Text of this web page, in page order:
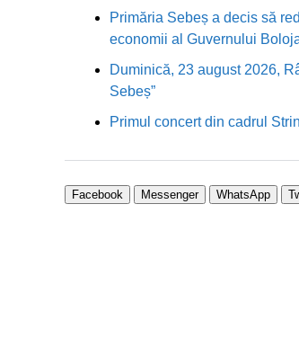
Primăria Sebeș a decis să
economii al Guvernului
Duminică, 23 august 2026,
Sebeș”
Primul concert din cadrul
Facebook Messenger WhatsApp